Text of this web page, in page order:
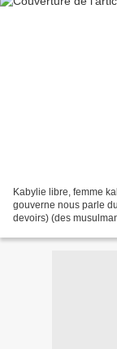
Kabylie libre, femme
gouverne nous parle
devoirs) (des